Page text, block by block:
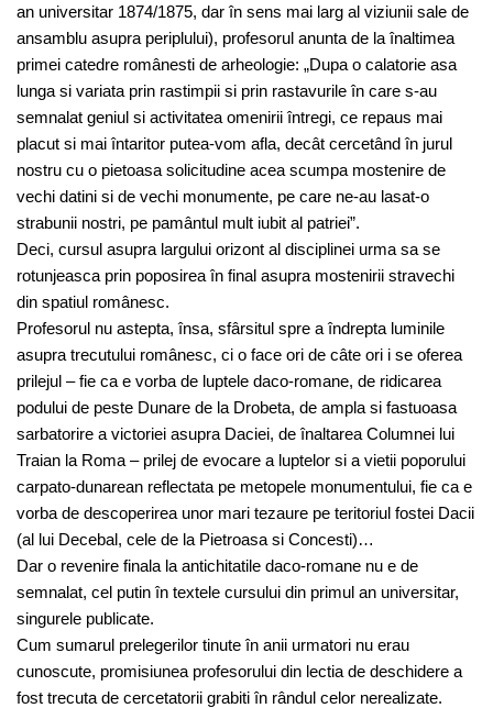
an universitar 1874/1875, dar în sens mai larg al viziunii sale de
ansamblu asupra periplului), profesorul anunta de la înaltimea
primei catedre românesti de arheologie: „Dupa o calatorie asa
lunga si variata prin rastimpii si prin rastavurile în care s-au
semnalat geniul si activitatea omenirii întregi, ce repaus mai
placut si mai întaritor putea-vom afla, decât cercetând în jurul
nostru cu o pietoasa solicitudine acea scumpa mostenire de
vechi datini si de vechi monumente, pe care ne-au lasat-o
strabunii nostri, pe pamântul mult iubit al patriei”.
Deci, cursul asupra largului orizont al disciplinei urma sa se
rotunjeasca prin poposirea în final asupra mostenirii stravechi
din spatiul românesc.
Profesorul nu astepta, însa, sfârsitul spre a îndrepta luminile
asupra trecutului românesc, ci o face ori de câte ori i se oferea
prilejul – fie ca e vorba de luptele daco-romane, de ridicarea
podului de peste Dunare de la Drobeta, de ampla si fastuoasa
sarbatorire a victoriei asupra Daciei, de înaltarea Columnei lui
Traian la Roma – prilej de evocare a luptelor si a vietii poporului
carpato-dunarean reflectata pe metopele monumentului, fie ca e
vorba de descoperirea unor mari tezaure pe teritoriul fostei Dacii
(al lui Decebal, cele de la Pietroasa si Concesti)…
Dar o revenire finala la antichitatile daco-romane nu e de
semnalat, cel putin în textele cursului din primul an universitar,
singurele publicate.
Cum sumarul prelegerilor tinute în anii urmatori nu erau
cunoscute, promisiunea profesorului din lectia de deschidere a
fost trecuta de cercetatorii grabiti în rândul celor nerealizate.